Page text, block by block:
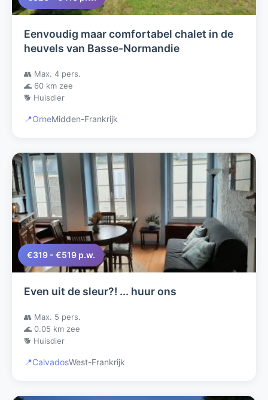
Eenvoudig maar comfortabel chalet in de
heuvels van Basse-Normandie
👥 Max. 4 pers.
🌊 60 km zee
🐕 Huisdier
📍OrneMidden-Frankrijk
€319 - €519 p.w.
Even uit de sleur?! ... huur ons
👥 Max. 5 pers.
🌊 0.05 km zee
🐕 Huisdier
📍CalvadosWest-Frankrijk